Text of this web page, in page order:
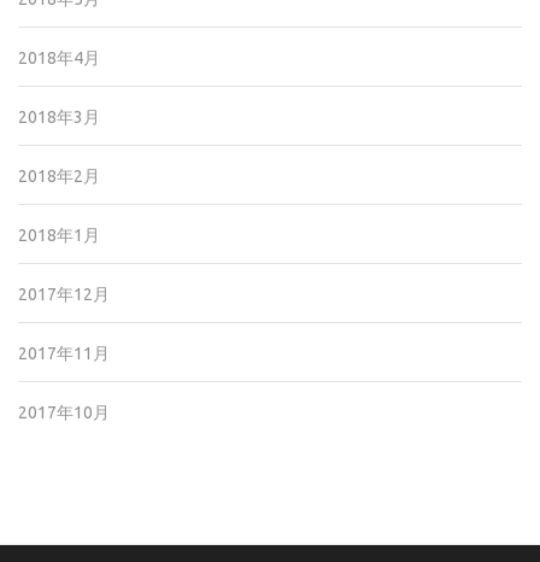
2018年4月
2018年3月
2018年2月
2018年1月
2017年12月
2017年11月
2017年10月